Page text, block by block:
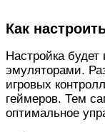
Как
Настройка будет
эмуляторами.
игровых
геймеров. Тем
оптимальное